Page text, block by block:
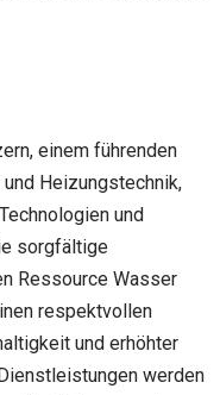
einem führenden
Heizungstechnik,
und
sorgfältige
Ressource Wasser
respektvollen
und erhöhter
werden